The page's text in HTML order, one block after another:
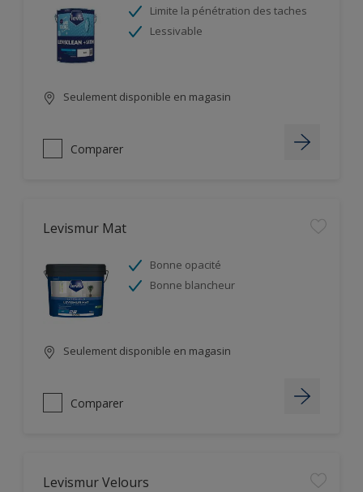
Limite la pénétration des taches
Lessivable
Seulement disponible en magasin
Comparer
Levismur Mat
Bonne opacité
Bonne blancheur
Seulement disponible en magasin
Comparer
Levismur Velours